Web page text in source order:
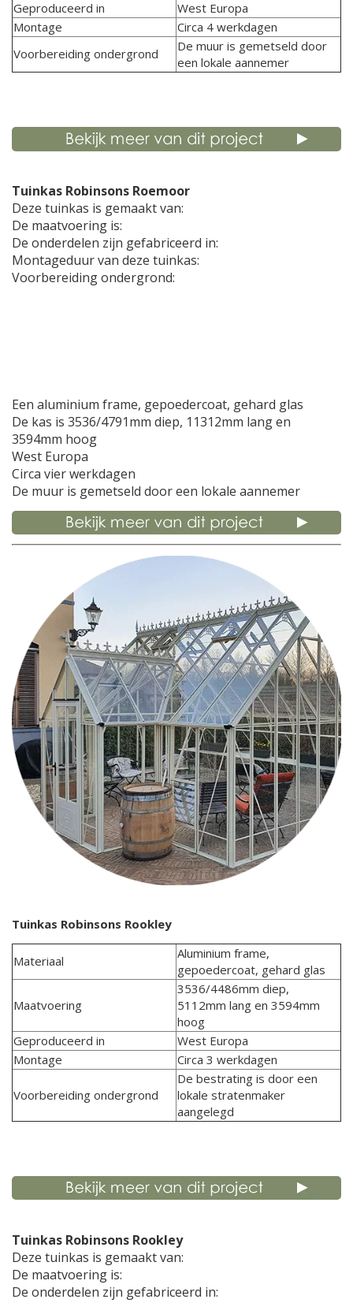
Geproduceerd in
West Europa
Montage
Circa 4 werkdagen
Voorbereiding ondergrond
De muur is gemetseld door
een lokale aannemer
Tuinkas Robinsons Roemoor
Deze tuinkas is gemaakt van:
De maatvoering is:
De onderdelen zijn gefabriceerd in:
Montageduur van deze tuinkas:
Voorbereiding ondergrond:
Een aluminium frame, gepoedercoat, gehard glas
De kas is 3536/4791mm diep, 11312mm lang en
3594mm hoog
West Europa
Circa vier werkdagen
De muur is gemetseld door een lokale aannemer
Tuinkas Robinsons Rookley
Materiaal
Aluminium frame,
gepoedercoat, gehard glas
Maatvoering
3536/4486mm diep,
5112mm lang en 3594mm
hoog
Geproduceerd in
West Europa
Montage
Circa 3 werkdagen
Voorbereiding ondergrond
De bestrating is door een
lokale stratenmaker
aangelegd
Tuinkas Robinsons Rookley
Deze tuinkas is gemaakt van:
De maatvoering is:
De onderdelen zijn gefabriceerd in: